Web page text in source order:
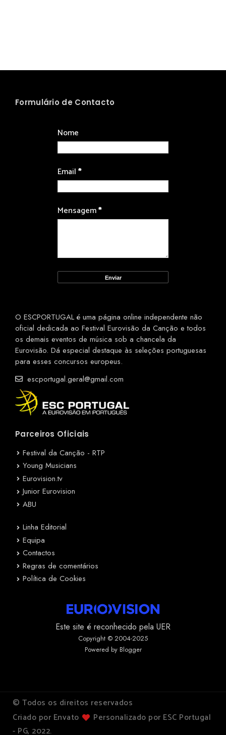
Formulário de Contacto
Nome
Email*
Mensagem*
O ESCPORTUGAL é uma página online independente não
oficial dedicada ao Festival Eurovisão da Canção e todos
os demais eventos de música sob a chancela da
Eurovisão. Dá especial destaque às seleções portuguesas
para esses concursos europeus.
escportugal.geral@gmail.com
Parceiros Oficiais
Festival da Canção - RTP
Young Musicians
Eurovision.tv
Junior Eurovision
ABU
Linha Editorial
Equipa
Contactos
Regras de comentários
Política de Cookies
Este site é reconhecido pela UER
Copyright © 2004-2025
Powered by Blogger
© Todos os direitos reservados
Criado por Envato
Personalizado por ESC Portugal
- PG, 2022.